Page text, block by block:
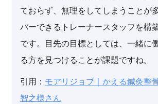
ておらず、無理をしてしまうことが
バーできるトレーナースタッフを構
です。目先の目標としては、一緒に
る方を見つけることが課題ですね。
引用： モアリジョブ｜かえる鍼灸整
智之様さん